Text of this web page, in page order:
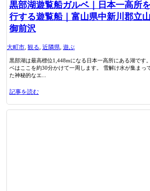
黒部湖遊覧船ガルベ｜日本一高所
行する遊覧船｜富山県中新川郡立
御前沢
大町市, 観る, 近隣県, 遊ぶ
黒部湖は最高標位1,448mになる日本一高所にある湖です
ベはここを約30分かけて一周します。 雪解け水が集まっ
た神秘的なエ...
記事を読む